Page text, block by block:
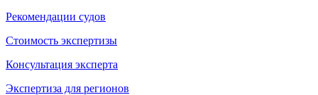
Рекомендации судов
Стоимость экспертизы
Консультация эксперта
Экспертиза для регионов